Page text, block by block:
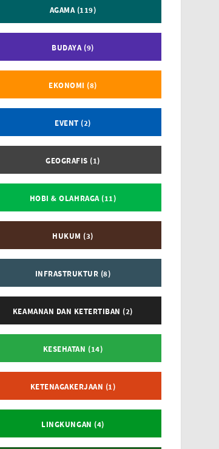
AGAMA (119)
BUDAYA (9)
EKONOMI (8)
EVENT (2)
GEOGRAFIS (1)
HOBI & OLAHRAGA (11)
HUKUM (3)
INFRASTRUKTUR (8)
KEAMANAN DAN KETERTIBAN (2)
KESEHATAN (14)
KETENAGAKERJAAN (1)
LINGKUNGAN (4)